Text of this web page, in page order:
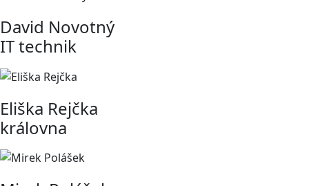
David Novotný
IT technik
Eliška Rejčka
královna